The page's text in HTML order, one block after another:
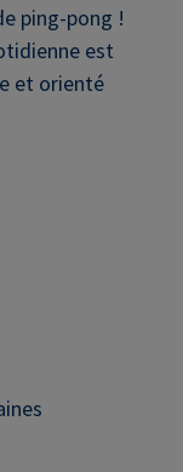
ping-pong !
est
et orienté